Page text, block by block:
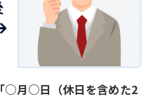
「○月○日（休日を含めた2